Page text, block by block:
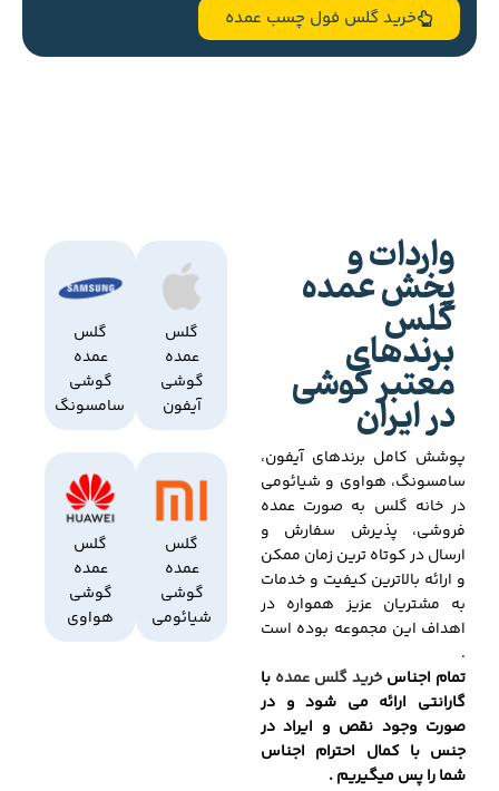
خرید گلس فول چسب عمده
واردات و
پخش عمده
گلس
برندهای
معتبر گوشی
در ایران
پوشش کامل برندهای آیفون،
سامسونگ، هواوی و شیائومی
در خانه گلس به صورت عمده
فروشی، پذیرش سفارش و
ارسال در کوتاه ترین زمان ممکن
و ارائه بالاترین کیفیت و خدمات
به مشتریان عزیز همواره در
اهداف این مجموعه بوده است
.
تمام اجناسخرید گلس عمده با
گارانتی ارائه می شود و در
صورت وجود نقص و ایراد در
جنس با کمال احترام اجناس
شما را پس میگیریم .
گلس
عمده
گوشی
آیفون
گلس
عمده
گوشی
سامسونگ
گلس
عمده
گوشی
شیائومی
گلس
عمده
گوشی
هواوی